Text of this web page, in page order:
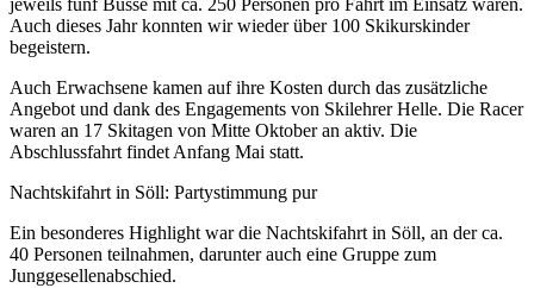
jeweils fünf Busse mit ca. 250 Personen pro Fahrt im Einsatz waren.
Auch dieses Jahr konnten wir wieder über 100 Skikurskinder
begeistern.
Auch Erwachsene kamen auf ihre Kosten durch das zusätzliche
Angebot und dank des Engagements von Skilehrer Helle. Die Racer
waren an 17 Skitagen von Mitte Oktober an aktiv. Die
Abschlussfahrt findet Anfang Mai statt.
Nachtskifahrt in Söll: Partystimmung pur
Ein besonderes Highlight war die Nachtskifahrt in Söll, an der ca.
40 Personen teilnahmen, darunter auch eine Gruppe zum
Junggesellenabschied.